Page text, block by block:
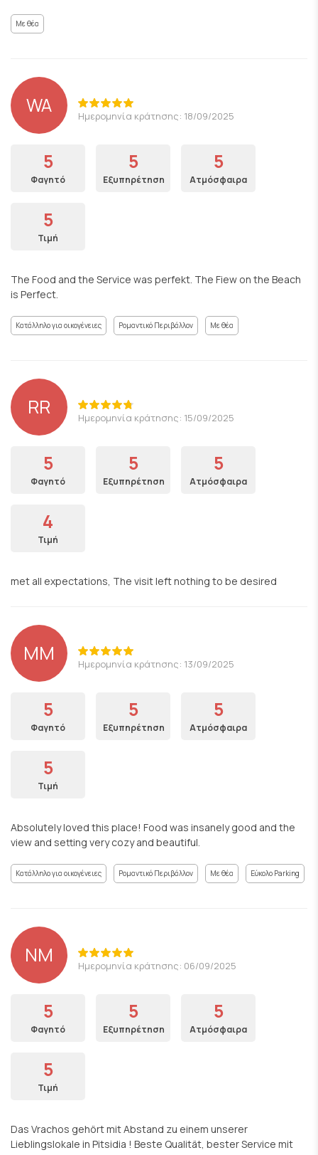
Με θέα
WA Ημερομηνία κράτησης: 18/09/2025
5
Φαγητό
5
Εξυπηρέτηση
5
Ατμόσφαιρα
5
Τιμή
The Food and the Service was perfekt. The Fiew on the Beach
is Perfect.
Κατάλληλο για οικογένειες Ρομαντικό Περιβάλλον Με θέα
RR Ημερομηνία κράτησης: 15/09/2025
5
Φαγητό
5
Εξυπηρέτηση
5
Ατμόσφαιρα
4
Τιμή
met all expectations, The visit left nothing to be desired
MM Ημερομηνία κράτησης: 13/09/2025
5
Φαγητό
5
Εξυπηρέτηση
5
Ατμόσφαιρα
5
Τιμή
Absolutely loved this place! Food was insanely good and the
view and setting very cozy and beautiful.
Κατάλληλο για οικογένειες Ρομαντικό Περιβάλλον Με θέα Εύκολο Parking
NM Ημερομηνία κράτησης: 06/09/2025
5
Φαγητό
5
Εξυπηρέτηση
5
Ατμόσφαιρα
5
Τιμή
Das Vrachos gehört mit Abstand zu einem unserer
Lieblingslokale in Pitsidia ! Beste Qualität, bester Service mit